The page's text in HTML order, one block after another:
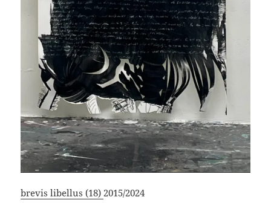
brevis libellus (18)2015/2024